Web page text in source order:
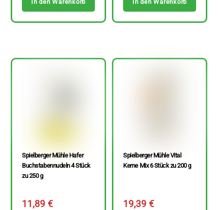
In den Warenkorb In den Warenkorb
Spielberger Mühle Hafer
Buchstabennudeln 4 Stück
zu 250 g
11,89€
Spielberger Mühle Vital
Kerne Mix 6 Stück zu 200 g
19,39€